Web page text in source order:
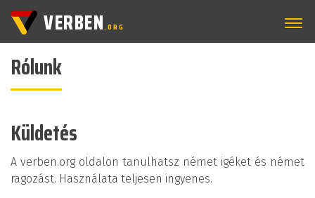
VERBEN.ORG
Rólunk
Küldetés
A verben.org oldalon tanulhatsz német igéket és német
ragozást. Használata teljesen ingyenes.